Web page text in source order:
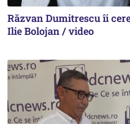
Răzvan Dumitrescu îi
Ilie Bolojan / video